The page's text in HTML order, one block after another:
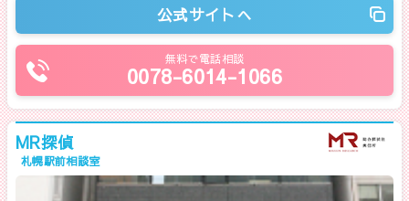
公式サイトへ
無料で電話相談
0078-6014-1066
MR探偵
札幌駅前相談室